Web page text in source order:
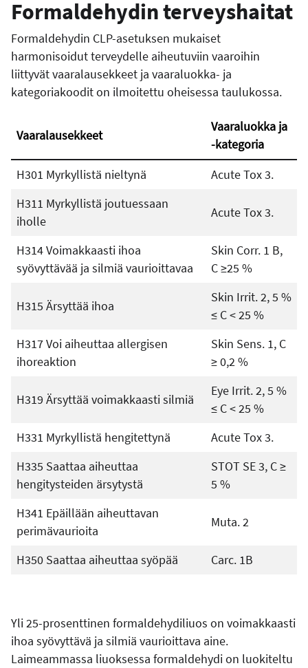
Formaldehydin terveyshaitat
Formaldehydin CLP-asetuksen mukaiset
harmonisoidut terveydelle aiheutuviin vaaroihin
liittyvät vaaralausekkeet ja vaaraluokka- ja
kategoriakoodit on ilmoitettu oheisessa taulukossa.
Vaaralausekkeet
Vaaraluokka ja
-kategoria
H301 Myrkyllistä nieltynä
Acute Tox 3.
H311 Myrkyllistä joutuessaan
iholle
Acute Tox 3.
H314 Voimakkaasti ihoa
syövyttävää ja silmiä vaurioittavaa
Skin Corr. 1 B,
C ≥25 %
H315 Ärsyttää ihoa
Skin Irrit. 2, 5 %
≤ C < 25 %
H317 Voi aiheuttaa allergisen
ihoreaktion
Skin Sens. 1, C
≥ 0,2 %
H319 Ärsyttää voimakkaasti silmiä
Eye Irrit. 2, 5 %
≤ C < 25 %
H331 Myrkyllistä hengitettynä
Acute Tox 3.
H335 Saattaa aiheuttaa
hengitysteiden ärsytystä
STOT SE 3, C ≥
5 %
H341 Epäillään aiheuttavan
perimävaurioita
Muta. 2
H350 Saattaa aiheuttaa syöpää Carc. 1B
Yli 25-prosenttinen formaldehydiliuos on voimakkaasti
ihoa syövyttävä ja silmiä vaurioittava aine.
Laimeammassa liuoksessa formaldehydi on luokiteltu